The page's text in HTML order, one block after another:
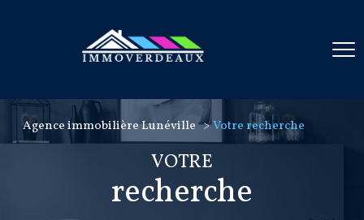
Agence immobilière Lunéville Votre recherche
VOTRE
recherche